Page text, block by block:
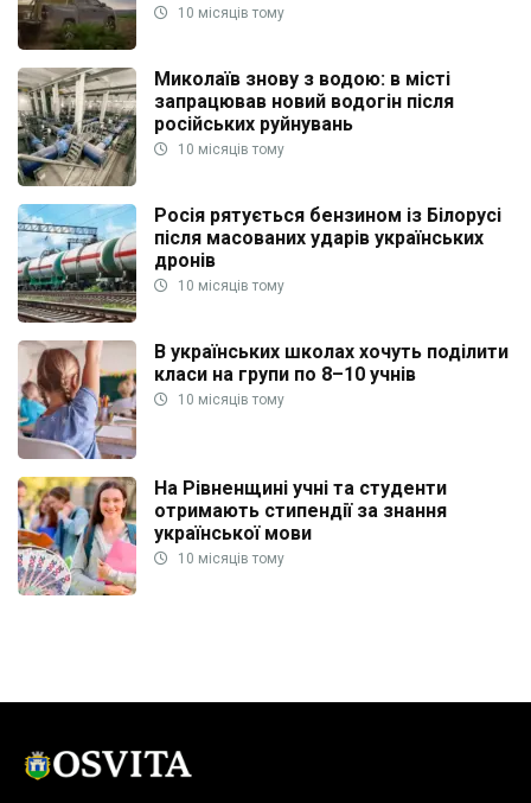
10 місяців тому
Миколаїв знову з водою: в місті
запрацював новий водогін після
російських руйнувань
10 місяців тому
Росія рятується бензином із Білорусі
після масованих ударів українських
дронів
10 місяців тому
В українських школах хочуть поділити
класи на групи по 8–10 учнів
10 місяців тому
На Рівненщині учні та студенти
отримають стипендії за знання
української мови
10 місяців тому